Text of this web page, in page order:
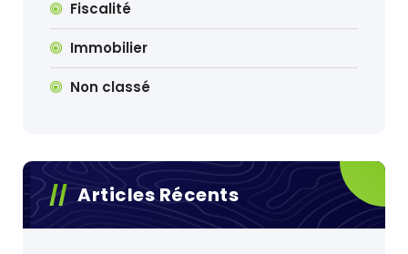
Fiscalité
Immobilier
Non classé
Articles Récents